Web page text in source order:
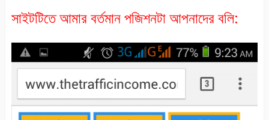
সাইটটিতে আমার বর্তমান পজিশনটা আপনাদের বলি: